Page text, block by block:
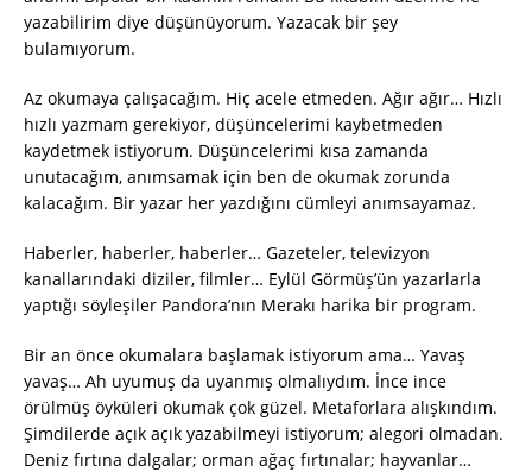
yazabilirim diye düşünüyorum. Yazacak bir şey
bulamıyorum.
Az okumaya çalışacağım. Hiç acele etmeden. Ağır ağır… Hızlı
hızlı yazmam gerekiyor, düşüncelerimi kaybetmeden
kaydetmek istiyorum. Düşüncelerimi kısa zamanda
unutacağım, anımsamak için ben de okumak zorunda
kalacağım. Bir yazar her yazdığını cümleyi anımsayamaz.
Haberler, haberler, haberler… Gazeteler, televizyon
kanallarındaki diziler, filmler… Eylül Görmüş’ün yazarlarla
yaptığı söyleşiler Pandora’nın Merakı harika bir program.
Bir an önce okumalara başlamak istiyorum ama… Yavaş
yavaş… Ah uyumuş da uyanmış olmalıydım. İnce ince
örülmüş öyküleri okumak çok güzel. Metaforlara alışkındım.
Şimdilerde açık açık yazabilmeyi istiyorum; alegori olmadan.
Deniz fırtına dalgalar; orman ağaç fırtınalar; hayvanlar…